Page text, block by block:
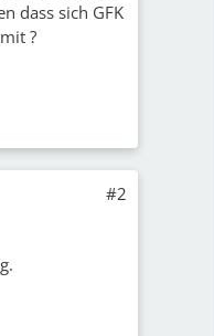
dass sich GFK
?
#2